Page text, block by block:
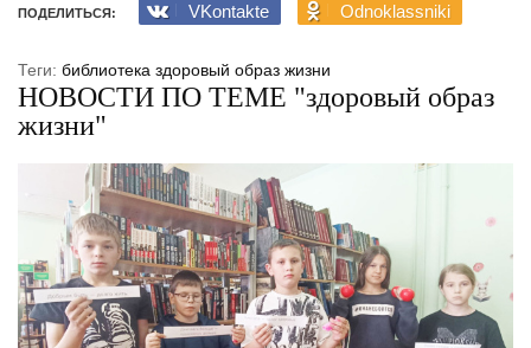
ПОДЕЛИТЬСЯ: VKontakte Odnoklassniki
Теги: библиотека здоровый образ жизни
НОВОСТИ ПО ТЕМЕ "здоровый образ
жизни"